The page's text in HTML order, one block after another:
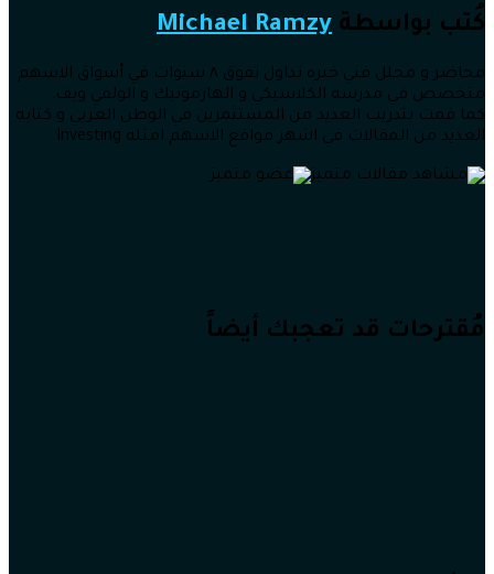
كُتب بواسطة Michael Ramzy
محاضر و محلل فني خبره تداول تفوق ٨ سنوات في أسواق الاسهم
متخصص في مدرسه الكلاسيكي و الهارمونيك و الولفي ويف.
كما قمت بتدريب العديد من المستثمرين في الوطن العربي و كتابه
العديد من المقالات في اشهر مواقع الاسهم امثله Investing
مُقترحات قد تعجبك أيضاً